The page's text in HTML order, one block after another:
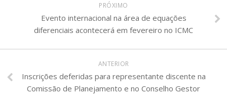
PRÓXIMO
Evento internacional na área de equações
diferenciais acontecerá em fevereiro no ICMC
ANTERIOR
Inscrições deferidas para representante discente na
Comissão de Planejamento e no Conselho Gestor